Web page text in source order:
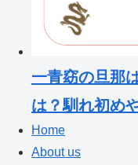
一青窈の旦那
は？馴れ初め
Home
About us